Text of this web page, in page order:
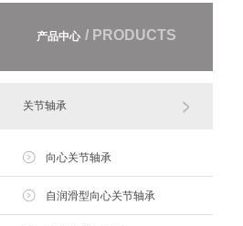
产品中心 / PRODUCTS
关节轴承
向心关节轴承
自润滑型向心关节轴承